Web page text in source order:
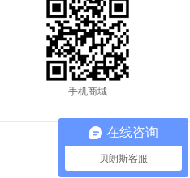
手机商城
在线咨询
贝朗斯客服